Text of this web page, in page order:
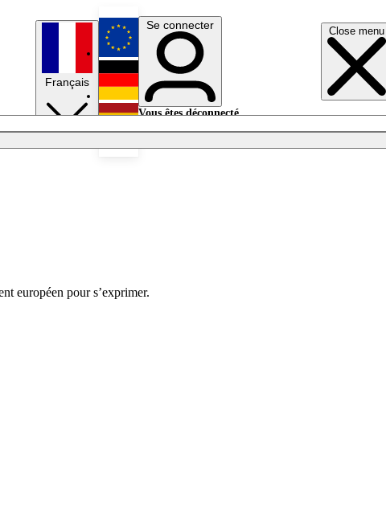
Close menu
Français
English
Deutsch
Se connecter
Vous êtes déconnecté.
européen pour s’exprimer.